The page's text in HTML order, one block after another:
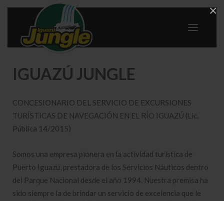
×
IGUAZÚ JUNGLE
CONCESIONARIO DEL SERVICIO DE EXCURSIONES
TURÍSTICAS DE NAVEGACIÓN EN EL RÍO IGUAZÚ (Lic.
Pública 14/2015)
Somos una empresa pionera en la actividad turística de
Puerto Iguazú, prestadora de los Servicios Náuticos dentro
del Parque Nacional desde el año 1994. Nuestra premisa ha
sido siempre la de brindar un servicio de excelencia que le